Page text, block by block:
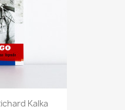
Kalka